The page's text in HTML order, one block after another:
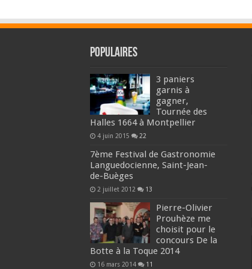
Populaires
3 paniers
garnis à
gagner,
Tournée des
Halles 1664 à Montpellier
4 juin 2015 22
7ème Festival de Gastronomie
Languedocienne, Saint-Jean-
de-Buèges
2 juillet 2012 13
Pierre-Olivier
Prouhèze me
choisit pour le
concours De la
Botte à la Toque 2014
16 mars 2014 11